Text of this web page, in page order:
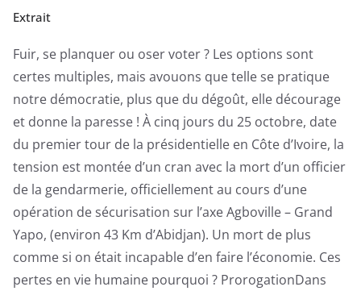
Extrait
Fuir, se planquer ou oser voter ? Les options sont
certes multiples, mais avouons que telle se pratique
notre démocratie, plus que du dégoût, elle décourage
et donne la paresse ! À cinq jours du 25 octobre, date
du premier tour de la présidentielle en Côte d’Ivoire, la
tension est montée d’un cran avec la mort d’un officier
de la gendarmerie, officiellement au cours d’une
opération de sécurisation sur l’axe Agboville – Grand
Yapo, (environ 43 Km d’Abidjan). Un mort de plus
comme si on était incapable d’en faire l’économie. Ces
pertes en vie humaine pourquoi ? ProrogationDans